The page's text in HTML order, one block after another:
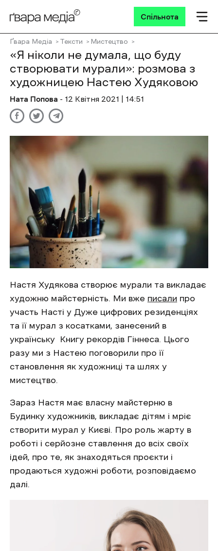
Спільнота
Ґвара Медіа Тексти Мистецтво
«Я ніколи не думала, що буду
створювати мурали»: розмова з
художницею Настею Худяковою
Ната Попова - 12 Квітня 2021 | 14:51
Настя Худякова створює мурали та викладає
художню майстерність. Ми вже писали про
участь Насті у Дуже цифрових резиденціях
та її мурал з косатками, занесений в
українську Книгу рекордів Гіннеса. Цього
разу ми з Настею поговорили про її
становлення як художниці та шлях у
мистецтво.
Зараз Настя має власну майстерню в
Будинку художників, викладає дітям і мріє
створити мурал у Києві. Про роль жарту в
роботі і серйозне ставлення до всіх своїх
ідей, про те, як знаходяться проєкти і
продаються художні роботи, розповідаємо
далі.